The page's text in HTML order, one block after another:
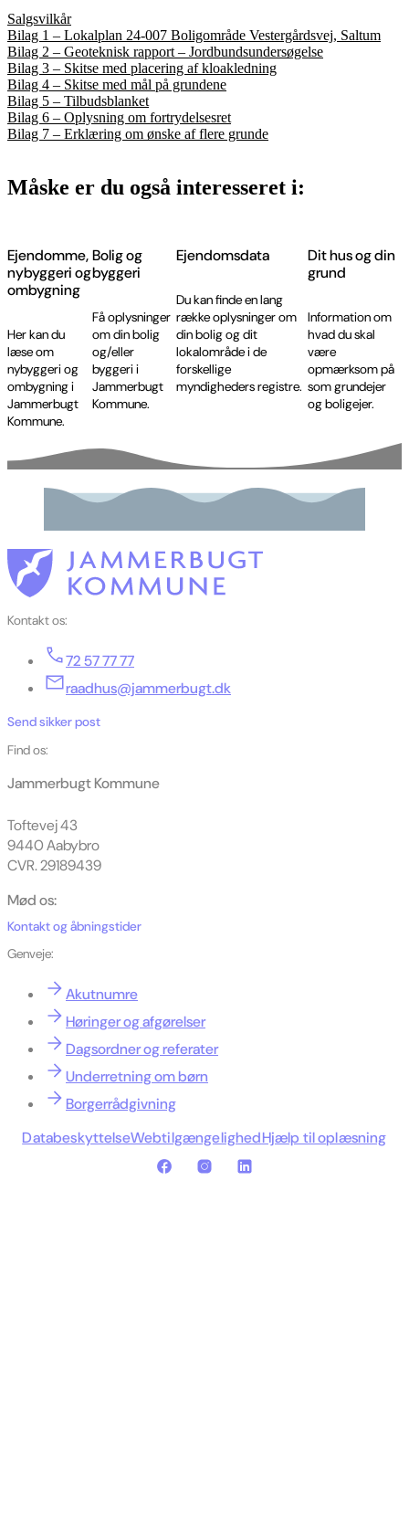
Salgsvilkår
Bilag 1 – Lokalplan 24-007 Boligområde Vestergårdsvej, Saltum
Bilag 2 – Geoteknisk rapport – Jordbundsundersøgelse
Bilag 3 – Skitse med placering af kloakledning
Bilag 4 – Skitse med mål på grundene
Bilag 5 – Tilbudsblanket
Bilag 6 – Oplysning om fortrydelsesret
Bilag 7 – Erklæring om ønske af flere grunde
Måske er du også interesseret i:
Ejendomme,
nybyggeri og
ombygning
Her kan du
læse om
nybyggeri og
ombygning i
Jammerbugt
Kommune.
Bolig og
byggeri
Få oplysninger
om din bolig
og/eller
byggeri i
Jammerbugt
Kommune.
Ejendomsdata
Du kan finde en lang
række oplysninger om
din bolig og dit
lokalområde i de
forskellige
myndigheders registre.
Dit hus og din
grund
Information om
hvad du skal
være
opmærksom på
som grundejer
og boligejer.
Kontakt os:
72 57 77 77
raadhus@jammerbugt.dk
Send sikker post
Find os:
Jammerbugt Kommune
Toftevej 43
9440 Aabybro
CVR. 29189439
Mød os:
Kontakt og åbningstider
Genveje:
Akutnumre
Høringer og afgørelser
Dagsordner og referater
Underretning om børn
Borgerrådgivning
DatabeskyttelseWebtilgængelighedHjælp til oplæsning